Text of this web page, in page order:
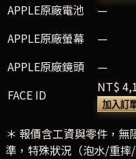
APPLE原廠電池
—
APPLE原廠螢幕 —
APPLE原廠鏡頭 —
FACE ID NT$
加入訂
＊ 報價含工資與零件，
準，特殊狀況（泡水/重摔